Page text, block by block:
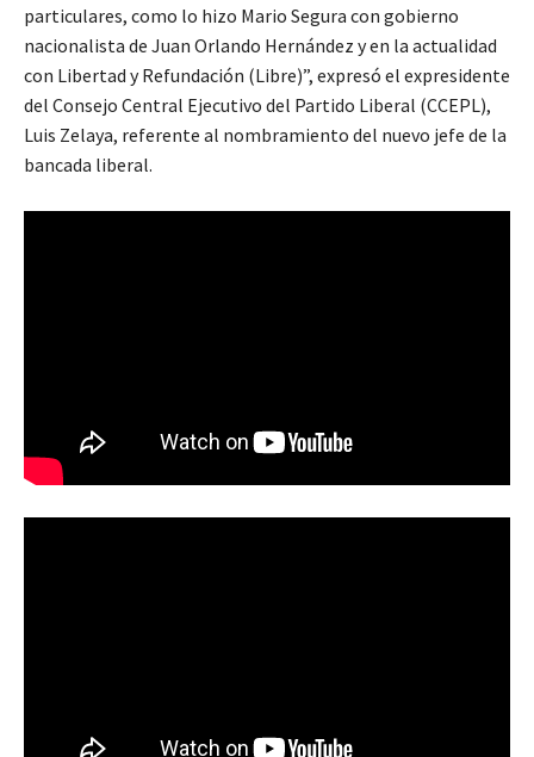
particulares, como lo hizo Mario Segura con gobierno
nacionalista de Juan Orlando Hernández y en la actualidad
con Libertad y Refundación (Libre)”, expresó el expresidente
del Consejo Central Ejecutivo del Partido Liberal (CCEPL),
Luis Zelaya, referente al nombramiento del nuevo jefe de la
bancada liberal.